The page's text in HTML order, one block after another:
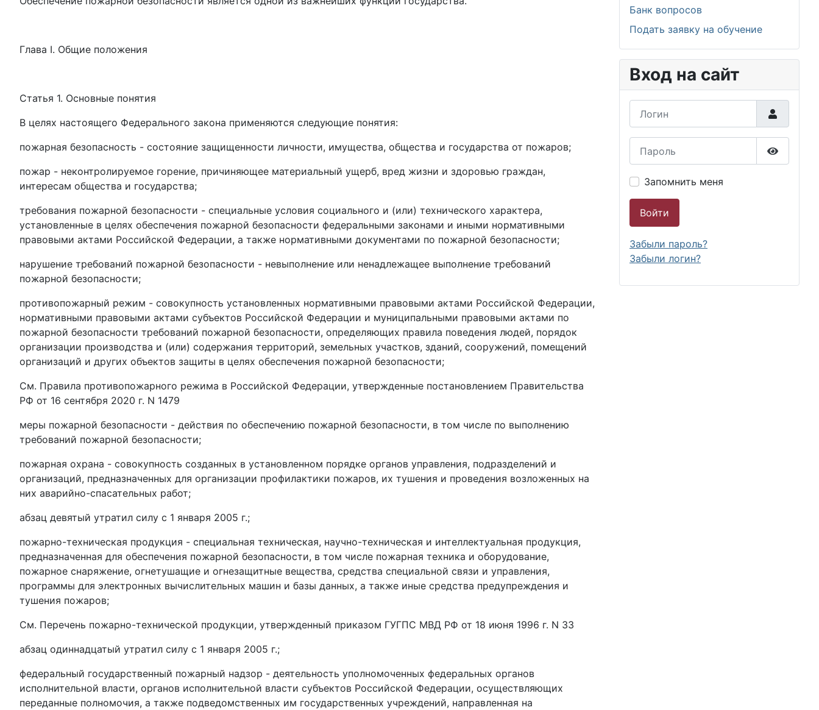
Глава I. Общие положения
Статья 1. Основные понятия
В целях настоящего Федерального закона применяются следующие понятия:
пожарная безопасность - состояние защищенности личности, имущества, общества и государства от пожаров;
пожар - неконтролируемое горение, причиняющее материальный ущерб, вред жизни и здоровью граждан,
интересам общества и государства;
требования пожарной безопасности - специальные условия социального и (или) технического характера,
установленные в целях обеспечения пожарной безопасности федеральными законами и иными нормативными
правовыми актами Российской Федерации, а также нормативными документами по пожарной безопасности;
нарушение требований пожарной безопасности - невыполнение или ненадлежащее выполнение требований
пожарной безопасности;
противопожарный режим - совокупность установленных нормативными правовыми актами Российской Федерации,
нормативными правовыми актами субъектов Российской Федерации и муниципальными правовыми актами по
пожарной безопасности требований пожарной безопасности, определяющих правила поведения людей, порядок
организации производства и (или) содержания территорий, земельных участков, зданий, сооружений, помещений
организаций и других объектов защиты в целях обеспечения пожарной безопасности;
См. Правила противопожарного режима в Российской Федерации, утвержденные постановлением Правительства
РФ от 16 сентября 2020 г. N 1479
меры пожарной безопасности - действия по обеспечению пожарной безопасности, в том числе по выполнению
требований пожарной безопасности;
пожарная охрана - совокупность созданных в установленном порядке органов управления, подразделений и
организаций, предназначенных для организации профилактики пожаров, их тушения и проведения возложенных на
них аварийно-спасательных работ;
абзац девятый утратил силу с 1 января 2005 г.;
пожарно-техническая продукция - специальная техническая, научно-техническая и интеллектуальная продукция,
предназначенная для обеспечения пожарной безопасности, в том числе пожарная техника и оборудование,
пожарное снаряжение, огнетушащие и огнезащитные вещества, средства специальной связи и управления,
программы для электронных вычислительных машин и базы данных, а также иные средства предупреждения и
тушения пожаров;
См. Перечень пожарно-технической продукции, утвержденный приказом ГУГПС МВД РФ от 18 июня 1996 г. N 33
абзац одиннадцатый утратил силу с 1 января 2005 г.;
федеральный государственный пожарный надзор - деятельность уполномоченных федеральных органов
исполнительной власти, органов исполнительной власти субъектов Российской Федерации, осуществляющих
переданные полномочия, а также подведомственных им государственных учреждений, направленная на
Банк вопросов
Подать заявку на обучение
Вход на сайт
Запомнить меня
Войти
Забыли пароль?
Забыли логин?